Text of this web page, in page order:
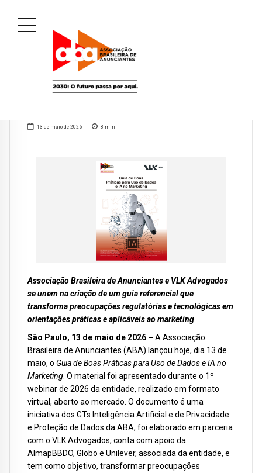
13 de maio de 2026 8 min
Associação Brasileira de Anunciantes e VLK Advogados
se unem na criação de um guia referencial que
transforma preocupações regulatórias e tecnológicas em
orientações práticas e aplicáveis ao marketing
São Paulo, 13 de maio de 2026 – A Associação
Brasileira de Anunciantes (ABA) lançou hoje, dia 13 de
maio, o Guia de Boas Práticas para Uso de Dados e IA no
Marketing . O material foi apresentado durante o 1º
webinar de 2026 da entidade, realizado em formato
virtual, aberto ao mercado. O documento é uma
iniciativa dos GTs Inteligência Artificial e de Privacidade
e Proteção de Dados da ABA, foi elaborado em parceria
com o VLK Advogados, conta com apoio da
AlmapBBDO, Globo e Unilever, associada da entidade, e
tem como objetivo, transformar preocupações